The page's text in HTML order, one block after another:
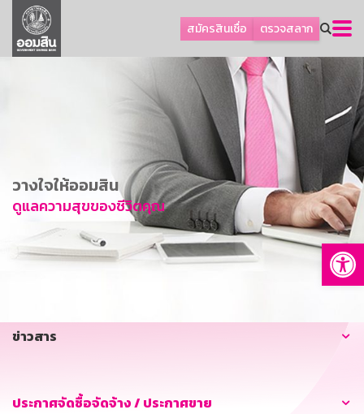
สมัครสินเชื่อ ตรวจสลาก
ลูกค้าธุรกิจ
ลูกค้าผู้ประกอบรายย่อย
การพัฒนาที่ยั่งยืน
ข่าวสาร
บริการทางการเงิน
อื่นๆ
วางใจให้ออมสิน
ดูแลความสุขของชีวิตคุณ
ข่าวสาร
ประกาศจัดซื้อจัดจ้าง / ประกาศขาย